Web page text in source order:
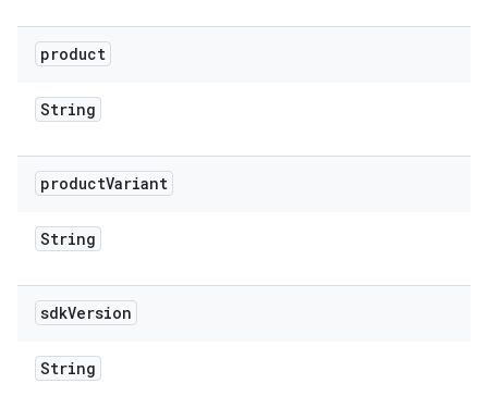
product
String
productVariant
String
sdkVersion
String